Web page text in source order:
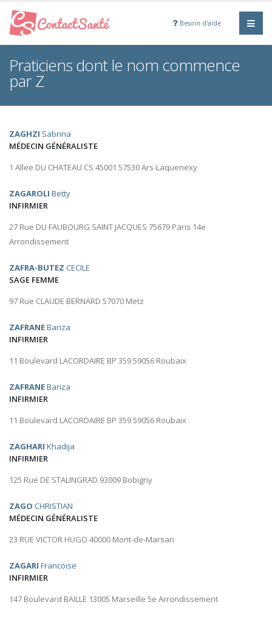
Besoin d'aide
Praticiens dont le nom commence
par Z
ZAGHZI Sabrina
MÉDECIN GÉNÉRALISTE
1 Allee DU CHATEAU CS 45001 57530 Ars-Laquenexy
ZAGAROLI Betty
INFIRMIER
27 Rue DU FAUBOURG SAINT JACQUES 75679 Paris 14e
Arrondissement
ZAFRA-BUTEZ CECILE
SAGE FEMME
97 Rue CLAUDE BERNARD 57070 Metz
ZAFRANEBariza
INFIRMIER
11 Boulevard LACORDAIRE BP 359 59056 Roubaix
ZAFRANEBariza
INFIRMIER
11 Boulevard LACORDAIRE BP 359 59056 Roubaix
ZAGHARI Khadija
INFIRMIER
125 Rue DE STALINGRAD 93009 Bobigny
ZAGO CHRISTIAN
MÉDECIN GÉNÉRALISTE
23 RUE VICTOR HUGO 40000 Mont-de-Marsan
ZAGARI Francoise
INFIRMIER
147 Boulevard BAILLE 13005 Marseille 5e Arrondissement